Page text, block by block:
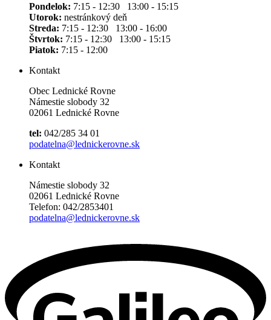
Pondelok: 7:15 - 12:30 13:00 - 15:15
Utorok: nestránkový deň
Streda: 7:15 - 12:30 13:00 - 16:00
Štvrtok: 7:15 - 12:30 13:00 - 15:15
Piatok: 7:15 - 12:00
Kontakt
Obec Lednické Rovne
Námestie slobody 32
02061 Lednické Rovne
tel: 042/285 34 01
podatelna@lednickerovne.sk
Kontakt
Námestie slobody 32
02061 Lednické Rovne
Telefon: 042/2853401
podatelna@lednickerovne.sk